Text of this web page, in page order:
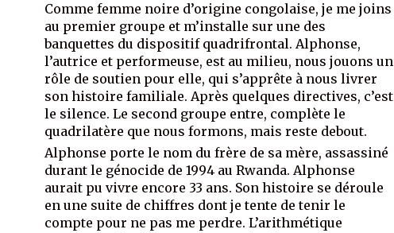
Comme femme noire d’origine congolaise, je me joins
au premier groupe et m’installe sur une des
banquettes du dispositif quadrifrontal. Alphonse,
l’autrice et performeuse, est au milieu, nous jouons un
rôle de soutien pour elle, qui s’apprête à nous livrer
son histoire familiale. Après quelques directives, c’est
le silence. Le second groupe entre, complète le
quadrilatère que nous formons, mais reste debout.
Alphonse porte le nom du frère de sa mère, assassiné
durant le génocide de 1994 au Rwanda. Alphonse
aurait pu vivre encore 33 ans. Son histoire se déroule
en une suite de chiffres dont je tente de tenir le
compte pour ne pas me perdre. L’arithmétique